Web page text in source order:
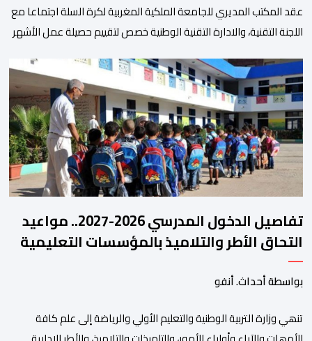
عقد المكتب المديري للجامعة الملكية المغربية لكرة السلة اجتماعا مع
اللجنة التقنية، والادارة التقنية الوطنية خصص لتقييم حصيلة عمل الأشهر
المنتخبات الوطنية خلال الفترة الأخيرة. وشهد الاجتماع تقديم عرض
مفصل حول مشاركة المنتخبين الوطنيين لأقل من 18 سنة، إناثا وذكورا،
من طرف اللجنة التقنية التي واكبت كل […]
تفاصيل الدخول المدرسي 2026-2027.. مواعيد
التحاق الأطر والتلاميذ بالمؤسسات التعليمية
بواسطة أحداث. أنفو
تنھي وزارة التربیة الوطنیة والتعلیم الأولي والریاضة إلى علم كافة